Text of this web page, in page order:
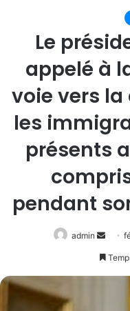
Le
appelé à
voie vers
les
présents
pendant
admin
un